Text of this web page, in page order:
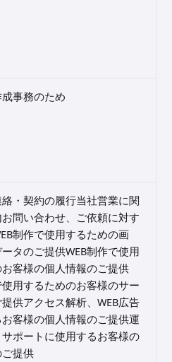
事務のため
・契約の履行当社営業に関
問い合わせ、ご依頼に対す
制作で使用するための画
タのご提供WEB制作で使用
客様の個人情報のご提供
使用するためのお客様のサー
供アクセス解析、WEB広告
客様の個人情報のご提供運
ポートに使用するお客様の
提供